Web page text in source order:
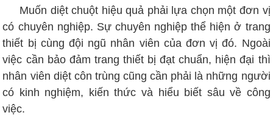
Muốn diệt chuột hiệu quả phải lựa chọn một đơn vị
có chuyên nghiệp. Sự chuyên nghiệp thể hiện ở trang
thiết bị cùng đội ngũ nhân viên của đơn vị đó. Ngoài
việc cần bảo đảm trang thiết bị đạt chuẩn, hiện đại thì
nhân viên diệt côn trùng cũng cần phải là những người
có kinh nghiệm, kiến thức và hiểu biết sâu về công
việc.